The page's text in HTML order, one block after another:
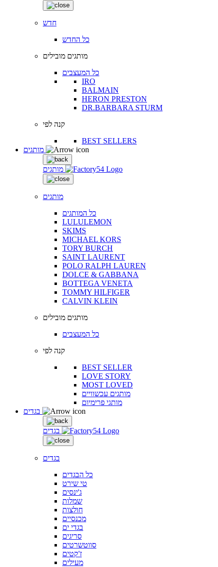
חדש
כל החדש
מותגים מובילים
כל המעצבים
IRO
BALMAIN
HERON PRESTON
DR.BARBARA STURM
קנה לפי
BEST SELLERS
מותגים
מותגים
כל המותגים
LULULEMON
SKIMS
MICHAEL KORS
TORY BURCH
SAINT LAURENT
POLO RALPH LAUREN
DOLCE & GABBANA
BOTTEGA VENETA
TOMMY HILFIGER
CALVIN KLEIN
מותגים מובילים
כל המעצבים
קנה לפי
BEST SELLER
LOVE STORY
MOST LOVED
מותגים עכשוויים
מותגי פרימיום
בגדים
בגדים
כל הבגדים
טי שירט
ג'ינסים
שמלות
חולצות
מכנסיים
בגדי ים
סריגים
סווטשרטים
ז'קטים
מעילים